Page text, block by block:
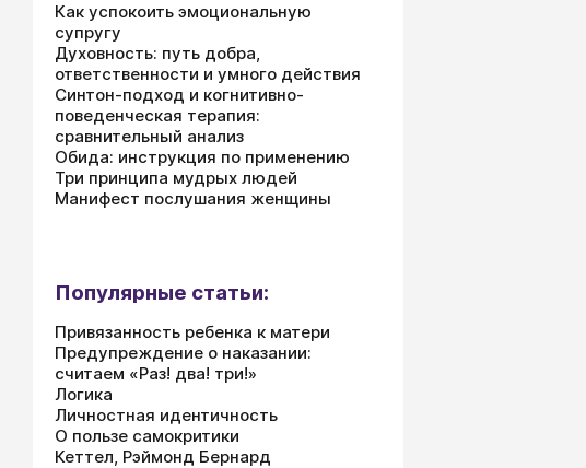
Как успокоить эмоциональную
супругу
Духовность: путь добра,
ответственности и умного действия
Синтон-подход и когнитивно-
поведенческая терапия:
сравнительный анализ
Обида: инструкция по применению
Три принципа мудрых людей
Манифест послушания женщины
Популярные статьи:
Привязанность ребенка к матери
Предупреждение о наказании:
считаем «Раз! два! три!»
Логика
Личностная идентичность
О пользе самокритики
Кеттел, Рэймонд Бернард